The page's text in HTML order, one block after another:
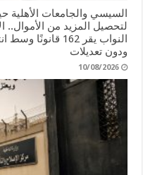
السيسي والجامعات الأهلية
النواب يقر 162
ودون تعديلات
10/08/2026